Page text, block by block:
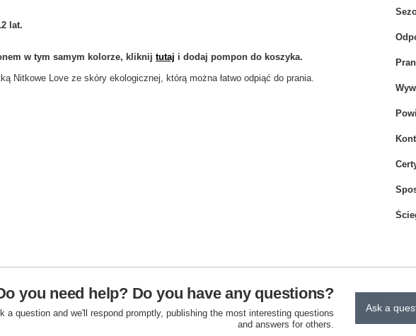
lat.
w tym samym kolorze, kliknij tutaj i dodaj pompon do koszyka.
Nitkowe Love ze skóry ekologicznej, którą można łatwo odpiąć do prania.
you need help? Do you have any questions?
a question and we'll respond promptly, publishing the most interesting questions
and answers for others.
Ask a